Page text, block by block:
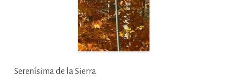
Serenísima de la Sierra